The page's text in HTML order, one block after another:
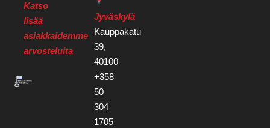
Katso
lisää
asiakkaidemme
arvosteluita
Jyväskylä
Kauppakatu
39,
40100
+358
50
304
1705